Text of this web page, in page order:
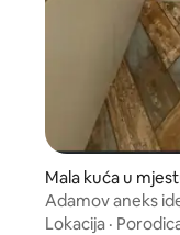
Mala kuća u
y
Adamov aneks
putovanja i šetnje
Lokacija ·